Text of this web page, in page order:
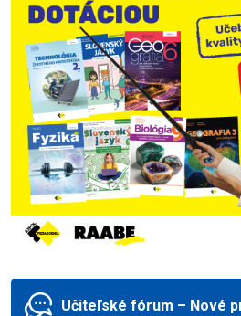
Učiteľské fórum – Nové